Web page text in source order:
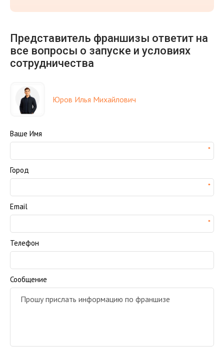
Представитель франшизы ответит на
все вопросы о запуске и условиях
сотрудничества
Юров Илья Михайлович
Ваше Имя
Город
Email
Телефон
Сообщение